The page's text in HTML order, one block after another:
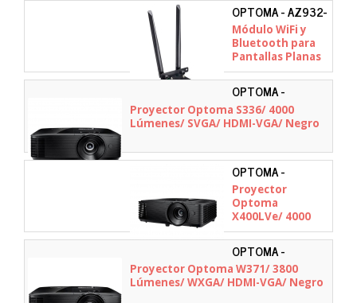
OPTOMA - AZ932-
HNG
Módulo WiFi y
Bluetooth para
Pantallas Planas
Interactivas
Creative Touch 3
Series Gen3
Optoma AZ932-
HNG
OPTOMA -
E9PD7D101EZ2
Proyector Optoma S336/ 4000
Lúmenes/ SVGA/ HDMI-VGA/ Negro
OPTOMA -
E9PX7D601EZ1
Proyector
Optoma
X400LVe/ 4000
Lúmenes/ XGA/
HDMI-VGA/ Negro
OPTOMA -
E9PX7D701EZ3
Proyector Optoma W371/ 3800
Lúmenes/ WXGA/ HDMI-VGA/ Negro